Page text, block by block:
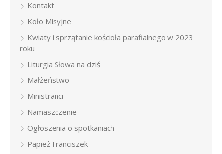
Kontakt
Koło Misyjne
Kwiaty i sprzątanie kościoła parafialnego w 2023
roku
Liturgia Słowa na dziś
Małżeństwo
Ministranci
Namaszczenie
Ogłoszenia o spotkaniach
Papież Franciszek